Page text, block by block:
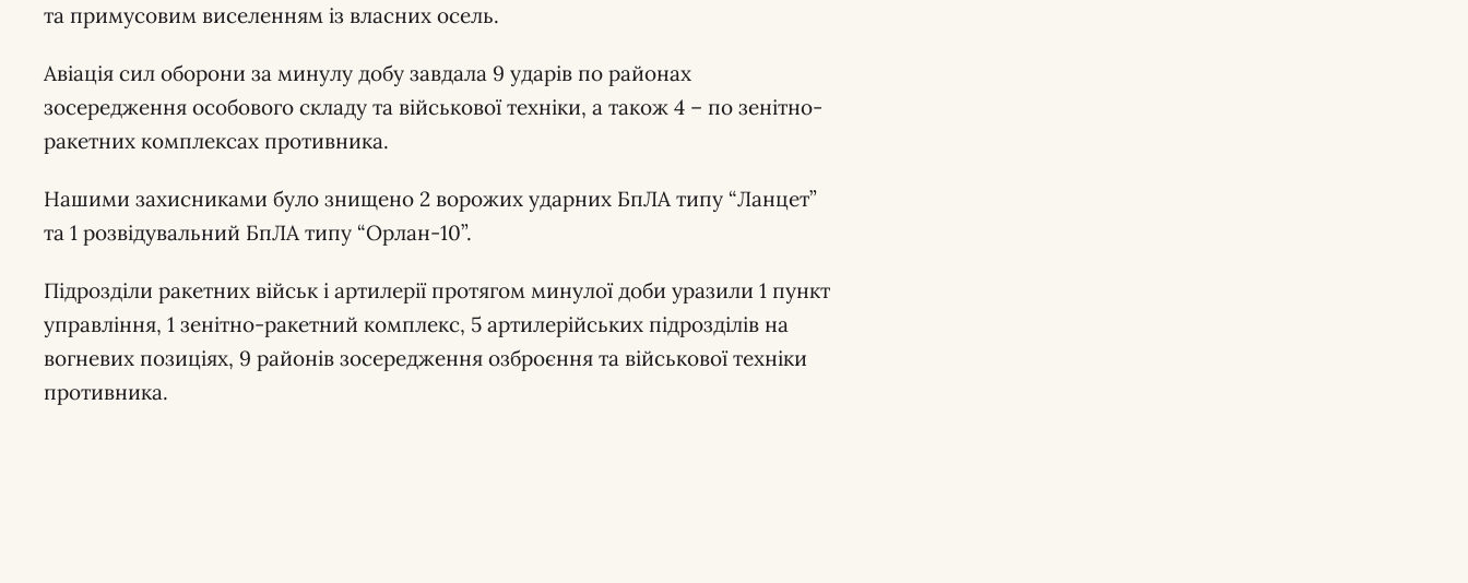
та примусовим виселенням із власних осель.
Авіація сил оборони за минулу добу завдала 9 ударів по районах
зосередження особового складу та військової техніки, а також 4 – по зенітно-
ракетних комплексах противника.
Нашими захисниками було знищено 2 ворожих ударних БпЛА типу “Ланцет”
та 1 розвідувальний БпЛА типу “Орлан-10”.
Підрозділи ракетних військ і артилерії протягом минулої доби уразили 1 пункт
управління, 1 зенітно-ракетний комплекс, 5 артилерійських підрозділів на
вогневих позиціях, 9 районів зосередження озброєння та військової техніки
противника.